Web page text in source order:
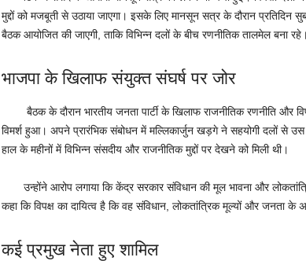
मुद्दों को मजबूती से उठाया जाएगा। इसके लिए मानसून सत्र के दौरान प्रतिदिन
बैठक आयोजित की जाएगी, ताकि विभिन्न दलों के बीच रणनीतिक तालमेल बना रहे।
भाजपा के खिलाफ संयुक्त संघर्ष पर जोर
बैठक के दौरान भारतीय जनता पार्टी के खिलाफ राजनीतिक रणनीति और
विमर्श हुआ। अपने प्रारंभिक संबोधन में मल्लिकार्जुन खड़गे ने सहयोगी दलों से
हाल के महीनों में विभिन्न संसदीय और राजनीतिक मुद्दों पर देखने को मिली थी।
उन्होंने आरोप लगाया कि केंद्र सरकार संविधान की मूल भावना और
कहा कि विपक्ष का दायित्व है कि वह संविधान, लोकतांत्रिक मूल्यों और जनता के
कई प्रमुख नेता हुए शामिल